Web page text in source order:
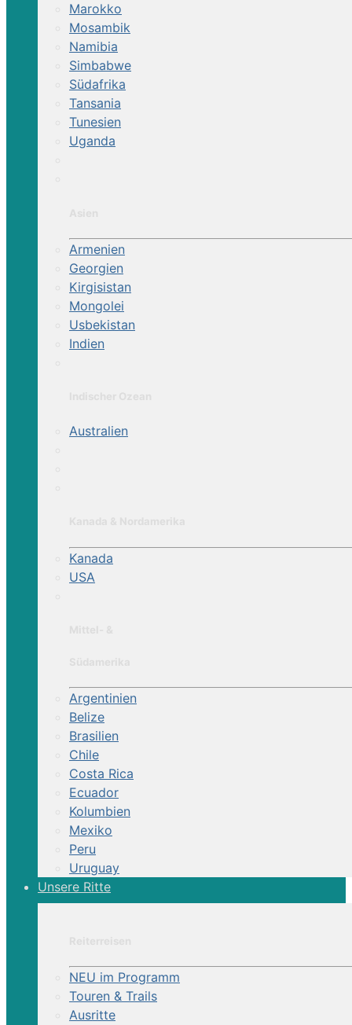
Marokko
Mosambik
Namibia
Simbabwe
Südafrika
Tansania
Tunesien
Uganda
Armenien
Georgien
Kirgisistan
Mongolei
Usbekistan
Indien
Australien
Kanada
USA
Argentinien
Belize
Brasilien
Chile
Costa Rica
Ecuador
Kolumbien
Mexiko
Peru
Uruguay
Unsere Ritte
NEU im Programm
Touren & Trails
Ausritte